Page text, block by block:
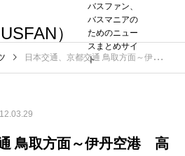
）
バスファン、
バスマニアの
ためのニュー
スまとめサイ
ト
日本交通、京都交通 鳥取方面～伊丹空港 高速バスでつなぐ
鳥取方面～伊丹空港 高